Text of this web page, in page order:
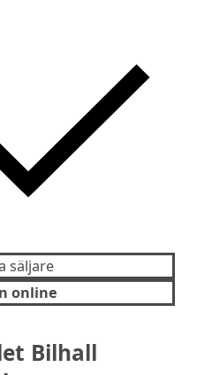
säljare
online
Bilhall